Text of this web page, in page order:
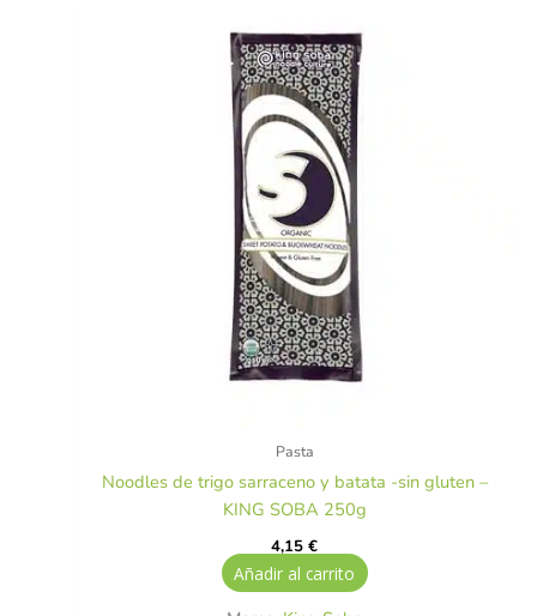
Pasta
Noodles de trigo sarraceno y batata -sin gluten –
KING SOBA 250g
4,15€
Añadir al carrito